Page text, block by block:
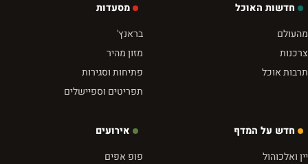
חדשות האוכל
מהעולם
צרכנות
תרבות אוכל
מסעדות
בראנץ'
מזון מהיר
פתיחות וסגירות
תפריטים וספיישלים
חדש על המדף
יין ואלכוהול
אירועים
פופ אפים